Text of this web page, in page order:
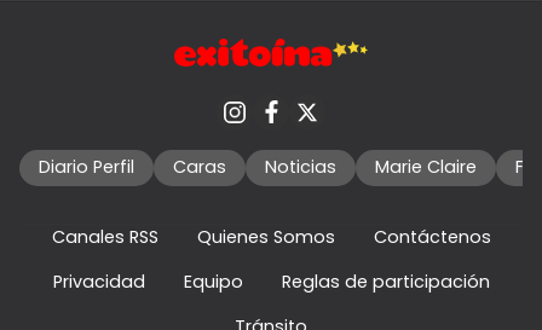
Diario Perfil Caras Noticias Marie Claire
Canales RSS Quienes Somos
Contáctenos
Privacidad
Equipo
Reglas de participación